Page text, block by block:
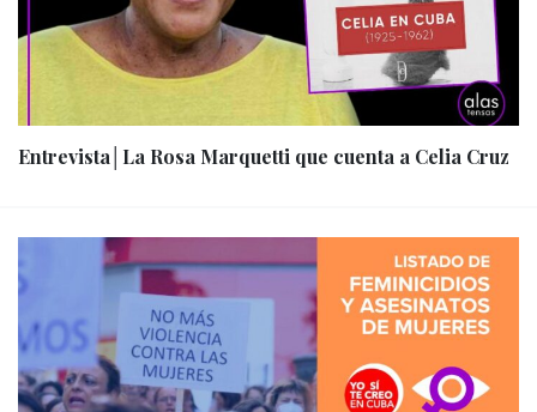
Entrevista│La Rosa Marquetti que cuenta a Celia Cruz